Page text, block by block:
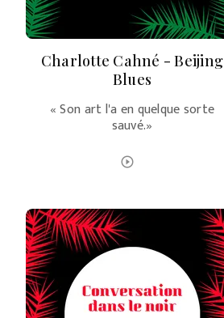
Charlotte Cahné - Beijing
Blues
« Son art l'a en quelque sorte
sauvé.»
play_circle_outline